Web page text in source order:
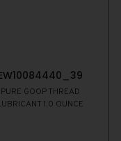
PURE GOOP THREAD
1.0 OUNCE